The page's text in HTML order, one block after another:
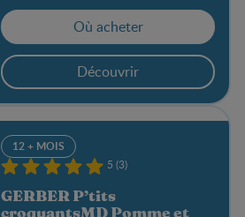
Où acheter
Découvrir
12 + MOIS
5 (3)
GERBER P’tits
croquantsMD Pomme et